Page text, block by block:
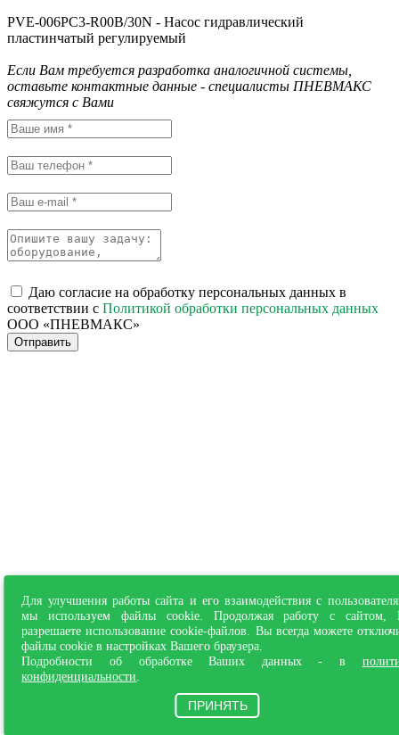
Для улучшения работы сайта и его взаимодействия с
мы используем файлы cookie. Продолжая работу с сайтом,
разрешаете использование cookie-файлов. Вы всегда можете
файлы cookie в настройках Вашего браузера.
Подробности об обработке Ваших данных - в
конфиденциальности
ПРИНЯТЬ
PVE-006PC3-R00B/30N - Насос гидравлический
пластинчатый регулируемый
Если Вам требуется разработка аналогичной системы,
оставьте контактные данные - специалисты ПНЕВМАКС
свяжутся с Вами
Даю согласие на обработку персональных данных в
соответствии с Политикой обработки персональных данных
ООО «ПНЕВМАКС»
Отправить